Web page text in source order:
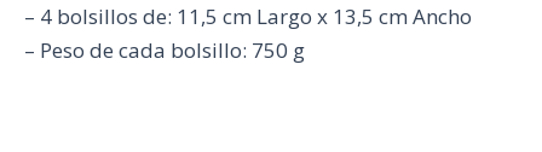
– 4 bolsillos de: 11,5 cm Largo x 13,5 cm Ancho
– Peso de cada bolsillo: 750 g